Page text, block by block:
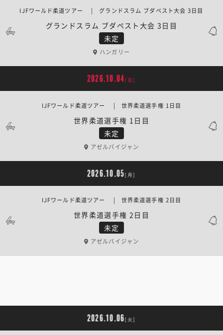
未定
グランドスラム ブダペスト大会 3日目
IJFワールド柔道ツアー | グランドスラム ブダペスト大会 3日目
ハンガリー
2026.10.04[日]
未定
世界柔道選手権 1日目
IJFワールド柔道ツアー | 世界柔道選手権 1日目
アゼルバイジャン
2026.10.05[月]
未定
世界柔道選手権 2日目
IJFワールド柔道ツアー | 世界柔道選手権 2日目
アゼルバイジャン
2026.10.06[火]